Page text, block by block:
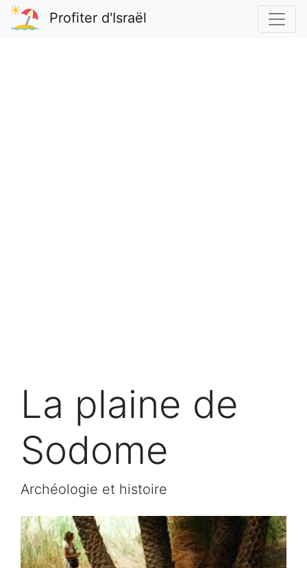
Profiter d'Israël
La plaine de
Sodome
Archéologie et histoire